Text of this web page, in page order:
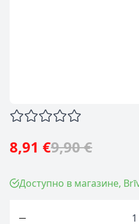
8,91 €9,90 €
Доступно в магазине,